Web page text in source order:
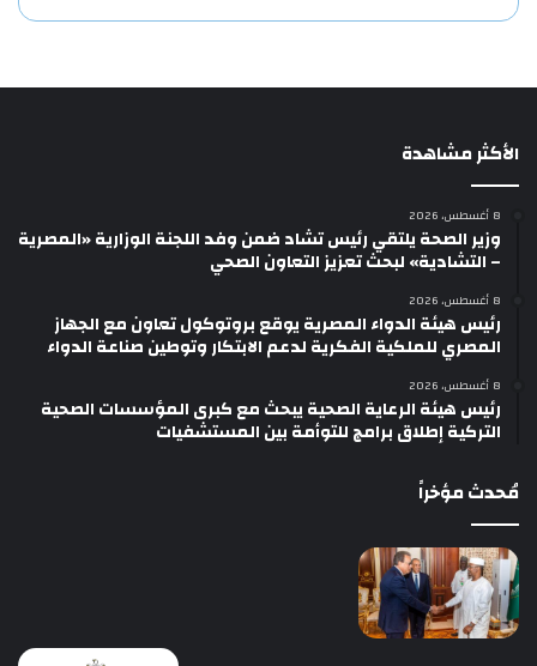
الأكثر مشاهدة
8 أغسطس، 2026
وزير الصحة يلتقي رئيس تشاد ضمن وفد اللجنة الوزارية «المصرية
– التشادية» لبحث تعزيز التعاون الصحي
8 أغسطس، 2026
رئيس هيئة الدواء المصرية يوقع بروتوكول تعاون مع الجهاز
المصري للملكية الفكرية لدعم الابتكار وتوطين صناعة الدواء
8 أغسطس، 2026
رئيس هيئة الرعاية الصحية يبحث مع كبرى المؤسسات الصحية
التركية إطلاق برامج للتوأمة بين المستشفيات
مُحدث مؤخراً